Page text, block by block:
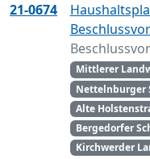
21-0674
Mittlerer
Nettelnburger
Alte
Bergedorfer
Kirchwerder